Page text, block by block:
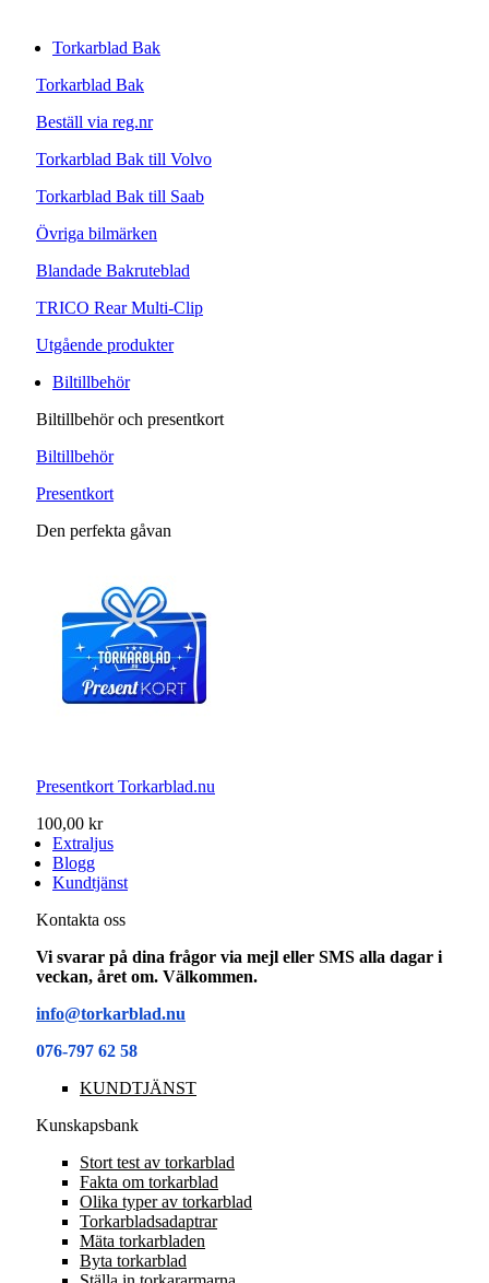
Torkarblad Bak
Torkarblad Bak
Beställ via reg.nr
Torkarblad Bak till Volvo
Torkarblad Bak till Saab
Övriga bilmärken
Blandade Bakruteblad
TRICO Rear Multi-Clip
Utgående produkter
Biltillbehör
Biltillbehör och presentkort
Biltillbehör
Presentkort
Den perfekta gåvan
Presentkort Torkarblad.nu
100,00 kr
Extraljus
Blogg
Kundtjänst
Kontakta oss
Vi svarar på dina frågor via mejl eller SMS alla dagar i
veckan, året om. Välkommen.
info@torkarblad.nu
076-797 62 58
KUNDTJÄNST
Kunskapsbank
Stort test av torkarblad
Fakta om torkarblad
Olika typer av torkarblad
Torkarbladsadaptrar
Mäta torkarbladen
Byta torkarblad